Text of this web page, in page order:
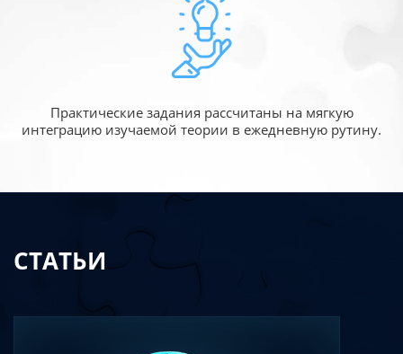
Практические задания рассчитаны на мягкую
интеграцию изучаемой теории в ежедневную рутину.
СТАТЬИ